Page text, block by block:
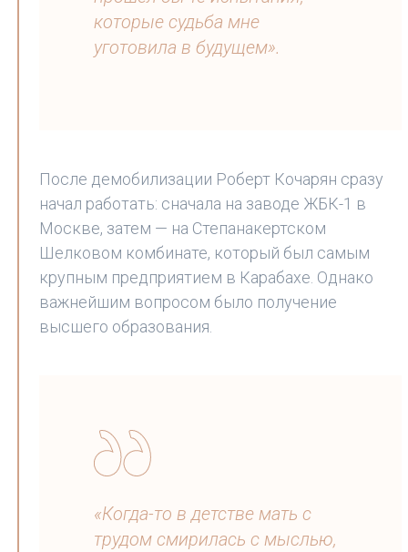
которые судьба мне
уготовила в будущем».
После демобилизации Роберт Кочарян сразу
начал работать: сначала на заводе ЖБК-1 в
Москве, затем — на Степанакертском
Шелковом комбинате, который был самым
крупным предприятием в Карабахе. Однако
важнейшим вопросом было получение
высшего образования.
«Когда-то в детстве мать с
трудом смирилась с мыслью,